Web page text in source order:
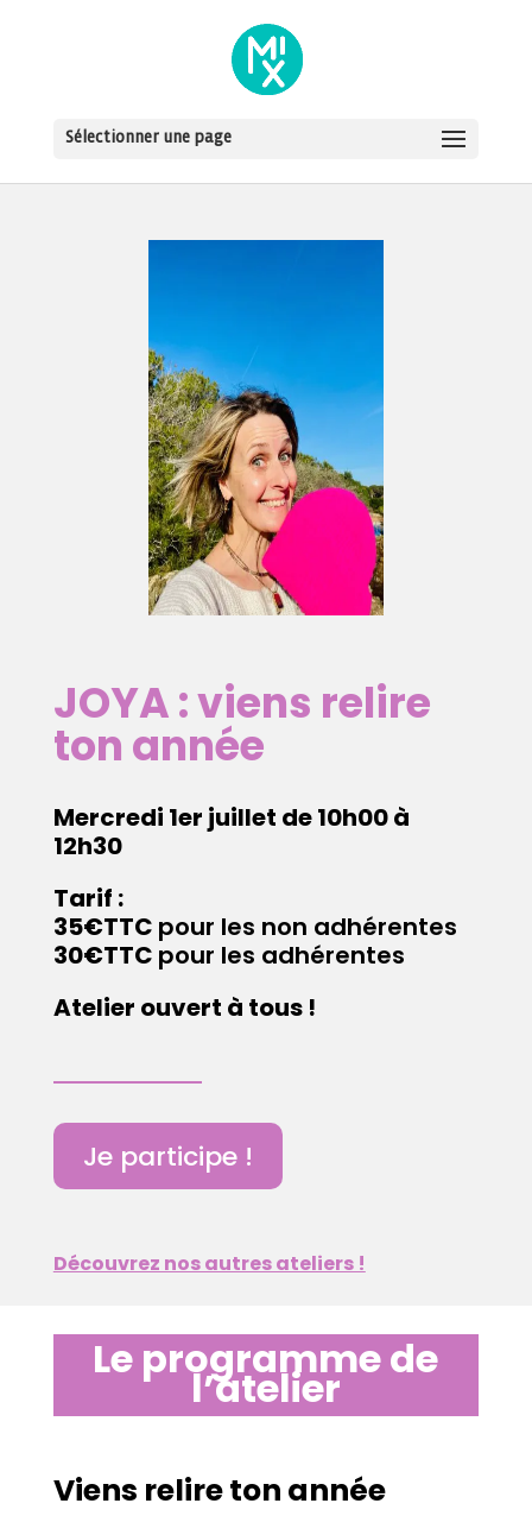
Sélectionner une page
JOYA :viens relire
ton année
Mercredi 1er juillet de 10h00 à
12h30
Tarif :
35€TTC pour les non adhérentes
30€TTC pour les adhérentes
Atelier ouvert à tous !
Je participe !
Découvrez nos autres ateliers !
Le programme de
l’atelier
Viens relire ton année